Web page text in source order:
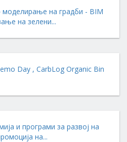
на градби - BIM
на зелени...
Day , CarbLog Organic Bin
и програми за развој на
на...